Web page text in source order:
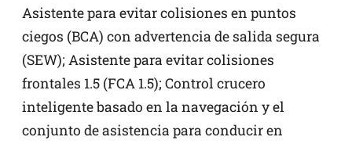
Asistente para evitar colisiones en puntos
ciegos (BCA) con advertencia de salida segura
(SEW); Asistente para evitar colisiones
frontales 1.5 (FCA 1.5); Control crucero
inteligente basado en la navegación y el
conjunto de asistencia para conducir en